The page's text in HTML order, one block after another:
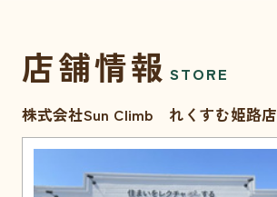
店舗情報 STORE
株式会社Sun Climb れくすむ姫路店